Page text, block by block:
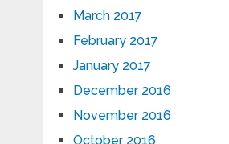
March 2017
February 2017
January 2017
December 2016
November 2016
October 2016